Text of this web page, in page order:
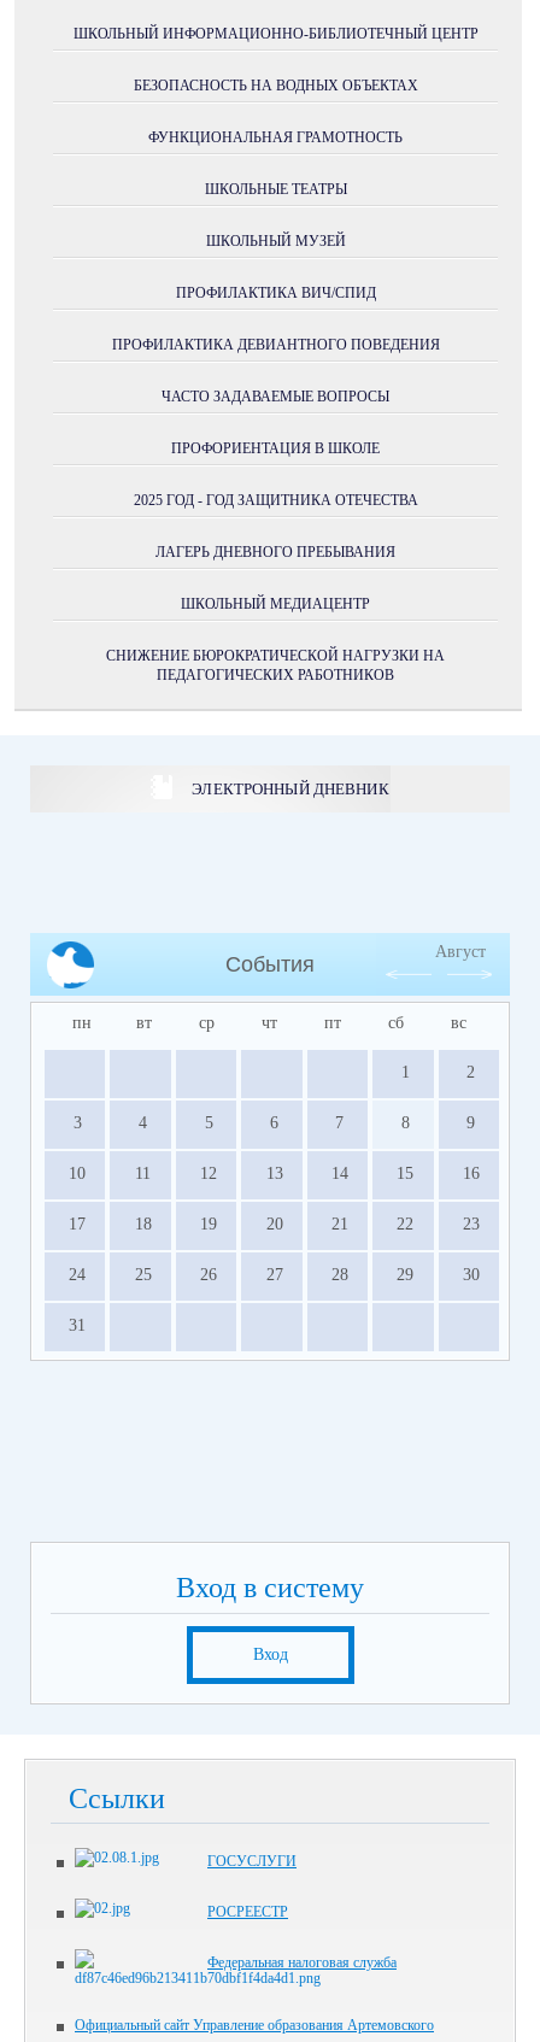
ШКОЛЬНЫЙ ИНФОРМАЦИОННО-БИБЛИОТЕЧНЫЙ ЦЕНТР
БЕЗОПАСНОСТЬ НА ВОДНЫХ ОБЪЕКТАХ
ФУНКЦИОНАЛЬНАЯ ГРАМОТНОСТЬ
ШКОЛЬНЫЕ ТЕАТРЫ
ШКОЛЬНЫЙ МУЗЕЙ
ПРОФИЛАКТИКА ВИЧ/СПИД
ПРОФИЛАКТИКА ДЕВИАНТНОГО ПОВЕДЕНИЯ
ЧАСТО ЗАДАВАЕМЫЕ ВОПРОСЫ
ПРОФОРИЕНТАЦИЯ В ШКОЛЕ
2025 ГОД - ГОД ЗАЩИТНИКА ОТЕЧЕСТВА
ЛАГЕРЬ ДНЕВНОГО ПРЕБЫВАНИЯ
ШКОЛЬНЫЙ МЕДИАЦЕНТР
СНИЖЕНИЕ БЮРОКРАТИЧЕСКОЙ НАГРУЗКИ НА
ПЕДАГОГИЧЕСКИХ РАБОТНИКОВ
ЭЛЕКТРОННЫЙ ДНЕВНИК
События
Август
пн вт ср чт пт сб вс
1 2
3 4 5 6 7 8 9
10 11 12 13 14 15 16
17 18 19 20 21 22 23
24 25 26 27 28 29 30
31
Вход в систему
Вход
Ссылки
ГОСУСЛУГИ
РОСРЕЕСТР
Федеральная налоговая служба
Официальный сайт Управление образования Артемовского